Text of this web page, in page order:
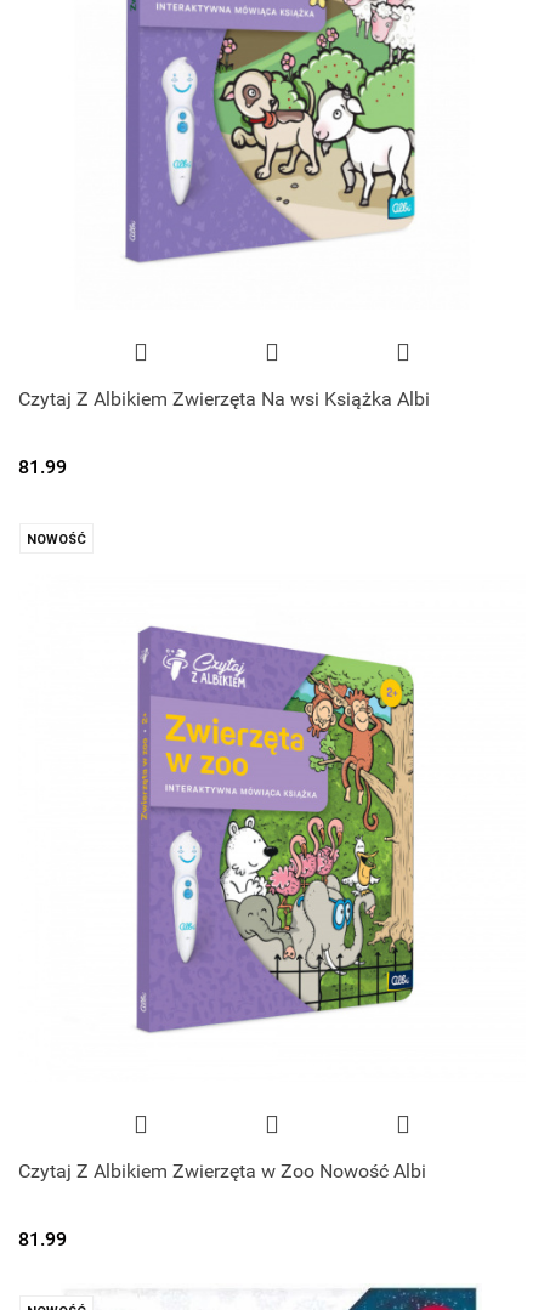
Czytaj Z Albikiem Zwierzęta Na wsi Książka Albi
81.99
NOWOŚĆ
Czytaj Z Albikiem Zwierzęta w Zoo Nowość Albi
81.99